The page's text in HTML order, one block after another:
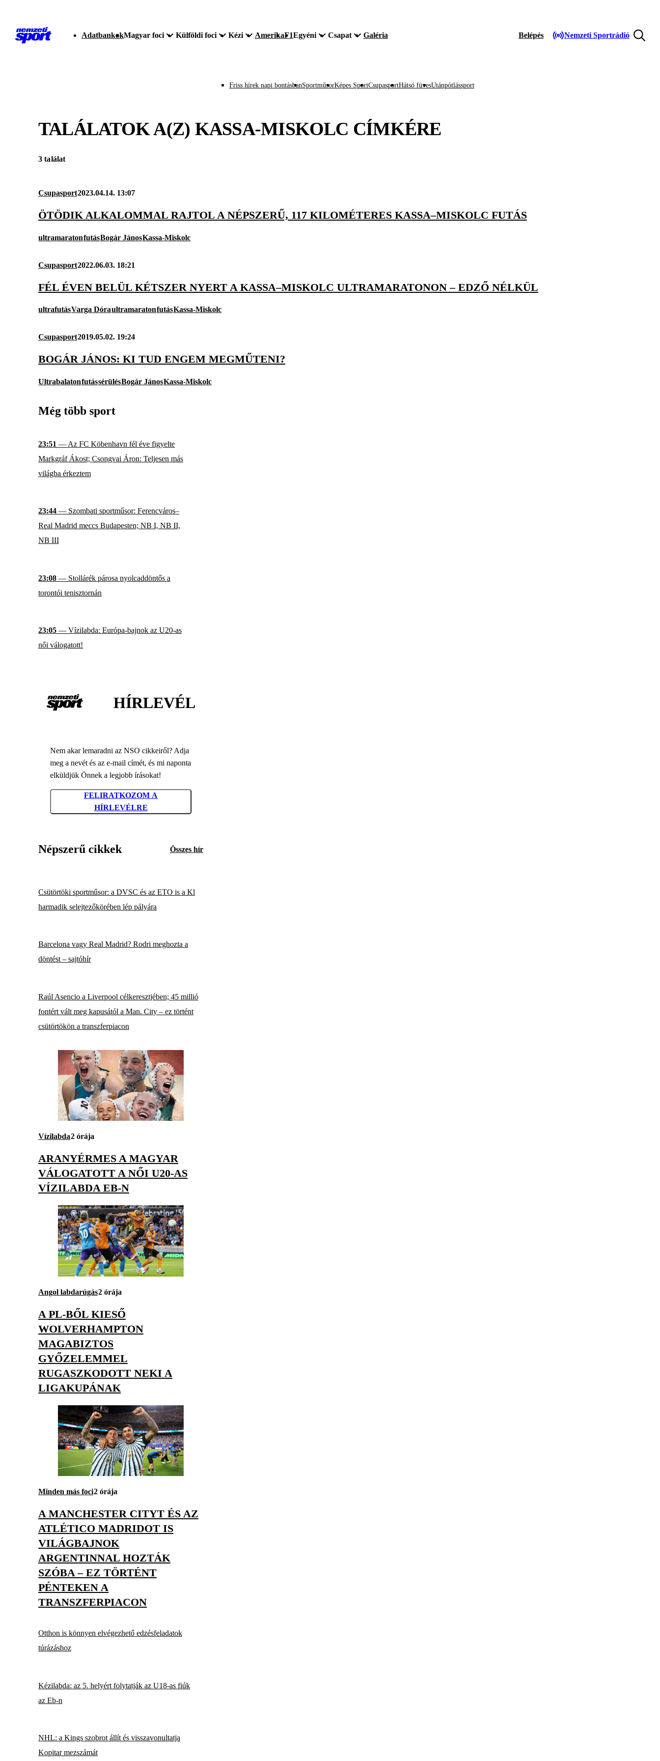
AdatbankokMagyar foci Külföldi foci Kézi AmerikaF1Egyéni Csapat Galéria Belépés Nemzeti Sportrádió
Friss hírek napi bontásbanSportműsorKépes SportCsupasportHátsó füvesUtánpótlássport
TALÁLATOK A(Z) KASSA-MISKOLC CÍMKÉRE
3 találat
Csupasport2023.04.14. 13:07
ÖTÖDIK ALKALOMMAL RAJTOL A NÉPSZERŰ, 117 KILOMÉTERES KASSA–MISKOLC FUTÁS
ultramaratonfutásBogár JánosKassa-Miskolc
Csupasport2022.06.03. 18:21
FÉL ÉVEN BELÜL KÉTSZER NYERT A KASSA–MISKOLC ULTRAMARATONON – EDZŐ NÉLKÜL
ultrafutásVarga DóraultramaratonfutásKassa-Miskolc
Csupasport2019.05.02. 19:24
BOGÁR JÁNOS: KI TUD ENGEM MEGMŰTENI?
UltrabalatonfutássérülésBogár JánosKassa-Miskolc
Még több sport
23:51 — Az FC Köbenhavn fél éve figyelte
Markgráf Ákost; Csongvai Áron: Teljesen más
világba érkeztem
23:44 — Szombati sportműsor: Ferencváros–
Real Madrid meccs Budapesten; NB I, NB II,
NB III
23:08 — Stollárék párosa nyolcaddöntős a
torontói tenisztornán
23:05 — Vízilabda: Európa-bajnok az U20-as
női válogatott!
HÍRLEVÉL
Nem akar lemaradni az NSO cikkeiről? Adja
meg a nevét és az e-mail címét, és mi naponta
elküldjük Önnek a legjobb írásokat!
FELIRATKOZOM A
HÍRLEVÉLRE
Népszerű cikkek Összes hír
Csütörtöki sportműsor: a DVSC és az ETO is a Kl
harmadik selejtezőkörében lép pályára
Barcelona vagy Real Madrid? Rodri meghozta a
döntést – sajtóhír
Raúl Asencio a Liverpool célkeresztjében; 45 millió
fontért vált meg kapusától a Man. City – ez történt
csütörtökön a transzferpiacon
Vízilabda2 órája
ARANYÉRMES A MAGYAR
VÁLOGATOTT A NŐI U20-AS
VÍZILABDA EB-N
Angol labdarúgás2 órája
A PL-BŐL KIESŐ
WOLVERHAMPTON
MAGABIZTOS
GYŐZELEMMEL
RUGASZKODOTT NEKI A
LIGAKUPÁNAK
Minden más foci2 órája
A MANCHESTER CITYT ÉS AZ
ATLÉTICO MADRIDOT IS
VILÁGBAJNOK
ARGENTINNAL HOZTÁK
SZÓBA – EZ TÖRTÉNT
PÉNTEKEN A
TRANSZFERPIACON
Otthon is könnyen elvégezhető edzésfeladatok
túrázáshoz
Kézilabda: az 5. helyért folytatják az U18-as fiúk
az Eb-n
NHL: a Kings szobrot állít és visszavonultatja
Kopitar mezszámát